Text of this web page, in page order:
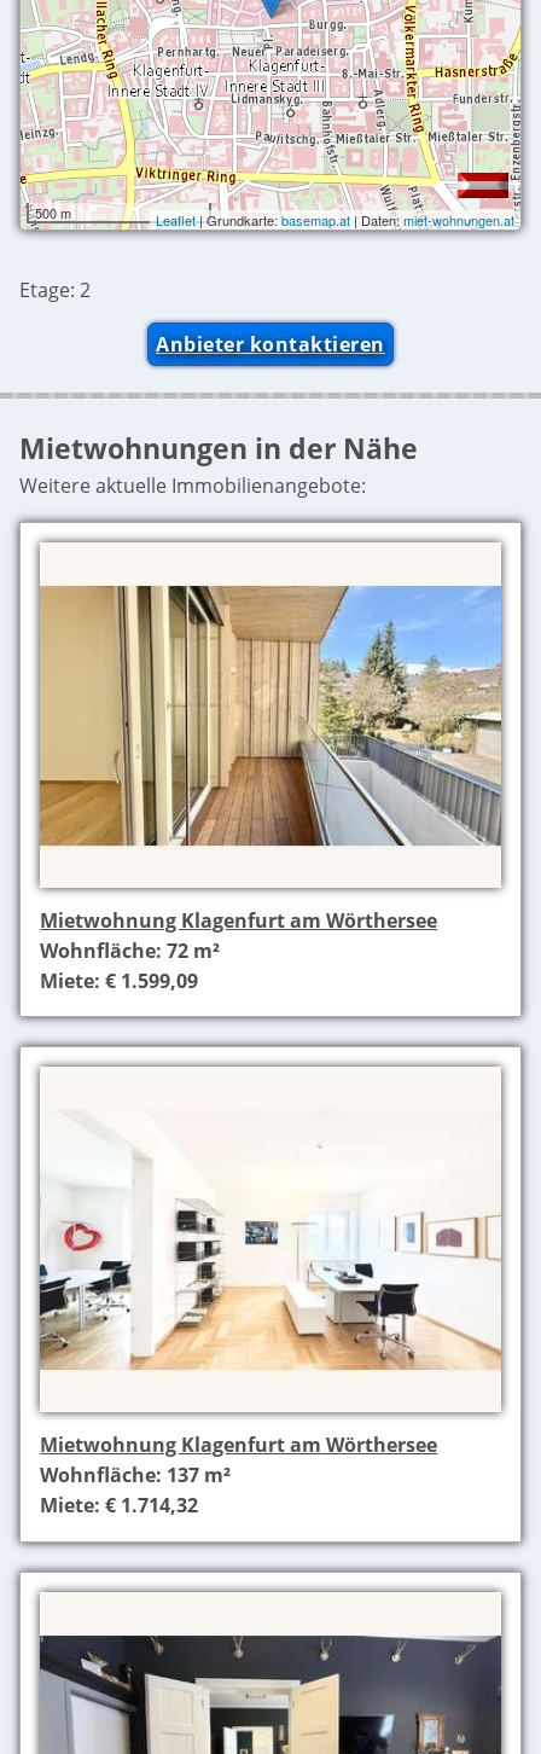
500 m Leaflet| Grundkarte:basemap.at| Daten: miet-wohnungen.at
Etage: 2
Anbieter kontaktieren
Mietwohnungen in der Nähe
Weitere aktuelle Immobilienangebote:
Mietwohnung Klagenfurt am Wörthersee
Wohnfläche: 72 m²
Miete: € 1.599,09
Mietwohnung Klagenfurt am Wörthersee
Wohnfläche: 137 m²
Miete: € 1.714,32